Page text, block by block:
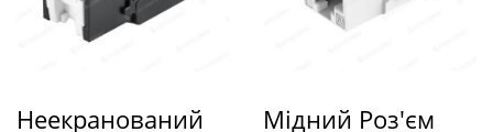
Неекранований
Мідний Роз'єм